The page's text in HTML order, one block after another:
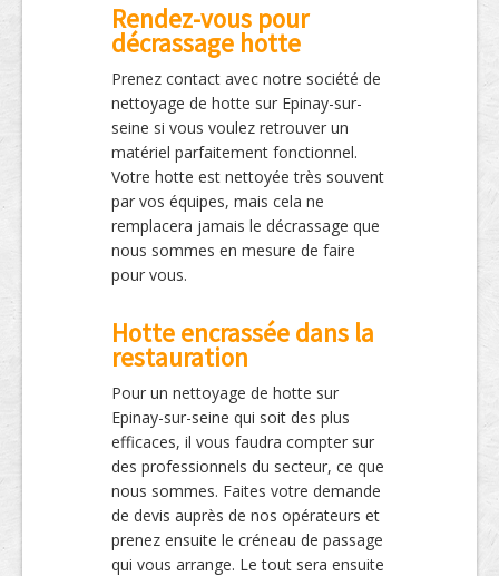
Rendez-vous pour
décrassage hotte
Prenez contact avec notre société de
nettoyage de hotte sur Epinay-sur-
seine si vous voulez retrouver un
matériel parfaitement fonctionnel.
Votre hotte est nettoyée très souvent
par vos équipes, mais cela ne
remplacera jamais le décrassage que
nous sommes en mesure de faire
pour vous.
Hotte encrassée dans la
restauration
Pour un nettoyage de hotte sur
Epinay-sur-seine qui soit des plus
efficaces, il vous faudra compter sur
des professionnels du secteur, ce que
nous sommes. Faites votre demande
de devis auprès de nos opérateurs et
prenez ensuite le créneau de passage
qui vous arrange. Le tout sera ensuite